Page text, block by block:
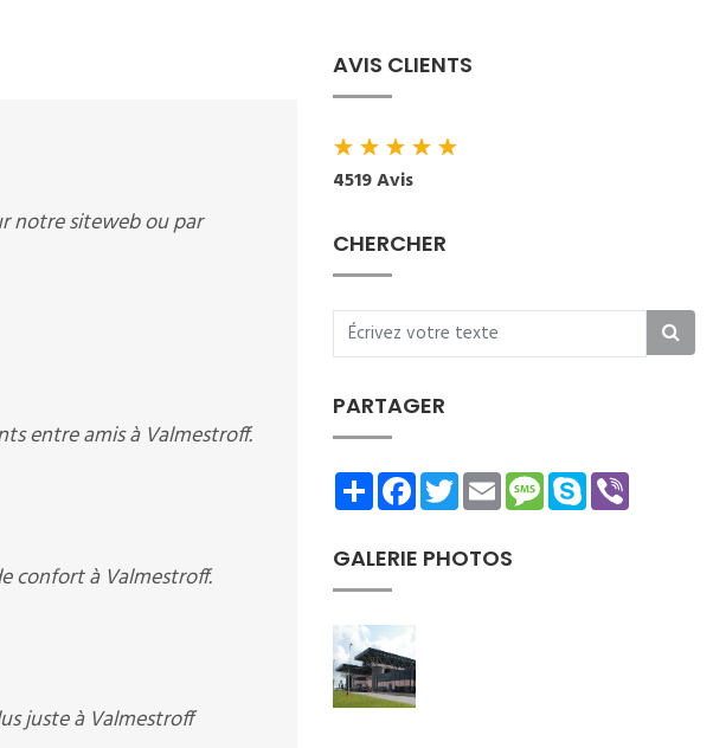
notre siteweb ou par
entre amis à Valmestroff.
confort à Valmestroff.
juste à Valmestroff
AVIS CLIENTS
★★★★★
4519 Avis
CHERCHER
PARTAGER
ShareFacebookTwitterEmailMessage
Skype
GALERIE PHOTOS